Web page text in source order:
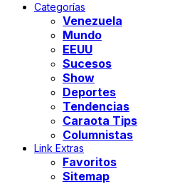
Categorías
Venezuela
Mundo
EEUU
Sucesos
Show
Deportes
Tendencias
Caraota Tips
Columnistas
Link Extras
Favoritos
Sitemap